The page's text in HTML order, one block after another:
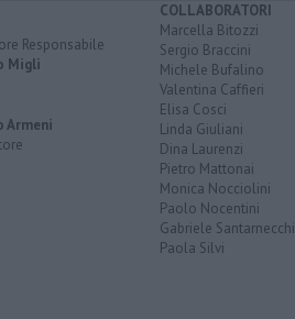
Responsabile
Migli
Armeni
COLLABORATORI
Marcella Bitozzi
Sergio Braccini
Michele Bufalino
Valentina Caffieri
Elisa Cosci
Linda Giuliani
Dina Laurenzi
Pietro Mattonai
Monica Nocciolini
Paolo Nocentini
Gabriele Santarnecchi
Paola Silvi